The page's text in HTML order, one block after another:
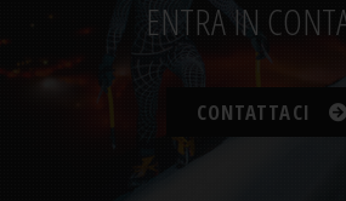
ENTRA IN
CONTATTACI